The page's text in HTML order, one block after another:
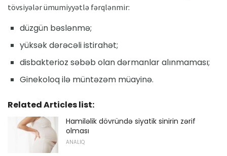
tövsiyələr ümumiyyətlə fərqlənmir:
düzgün bəslənmə;
yüksək dərəcəli istirahət;
disbakterioz səbəb olan dərmanlar alınmaması;
Ginekoloq ilə müntəzəm müayinə.
Related Articles list:
Hamiləlik dövründə siyatik sinirin zərif
olması
ANALIQ